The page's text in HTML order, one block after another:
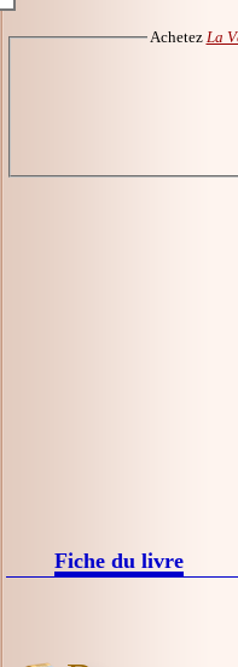
Achetez La
Fiche du livre